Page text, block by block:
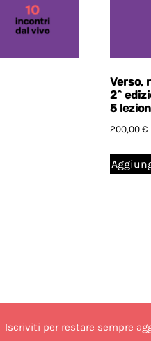
Verso,
2^
5
200,00€
Iscriviti per restare sempre